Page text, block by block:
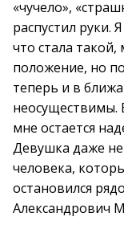
«чучело»,
распустил руки.
что стала такой,
положение, но
теперь и в
неосуществимы.
мне остается
Девушка даже
человека,
остановился
Александрович